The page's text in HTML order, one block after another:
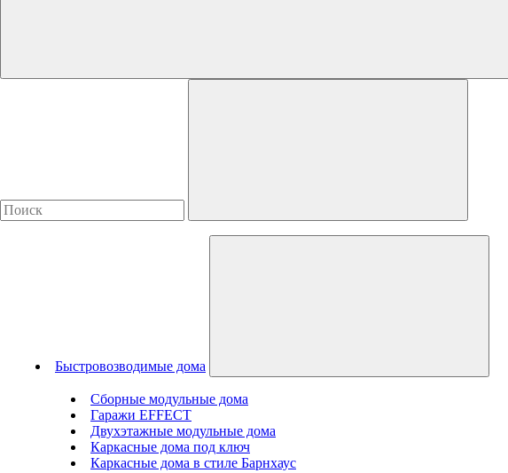
Быстровозводимые дома
Сборные модульные дома
Гаражи EFFECT
Двухэтажные модульные дома
Каркасные дома под ключ
Каркасные дома в стиле Барнхаус